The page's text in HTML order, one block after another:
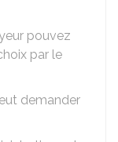
pouvez
par le
demander